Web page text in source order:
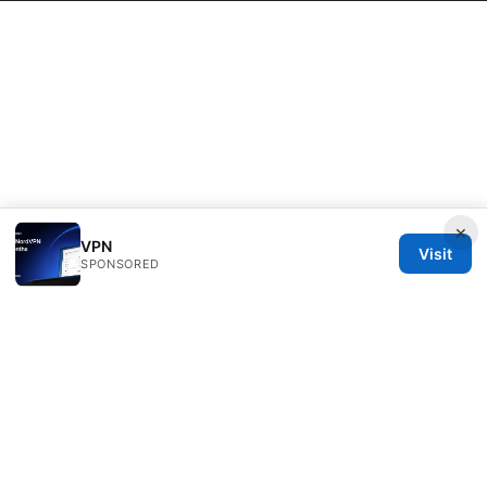
×
VPN
SPONSORED
Visit